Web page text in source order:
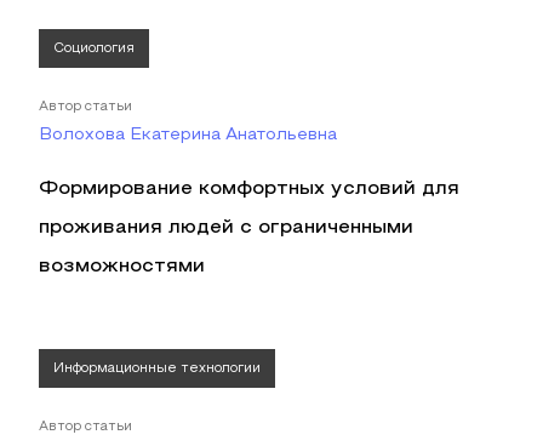
Социология
Автор статьи
Волохова Екатерина Анатольевна
Формирование комфортных условий для
проживания людей с ограниченными
возможностями
Информационные технологии
Автор статьи